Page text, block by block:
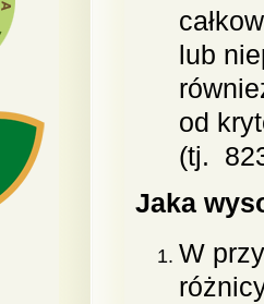
lub
od
(tj.
Jaka
W